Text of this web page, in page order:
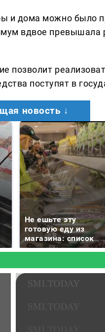
и дома можно было
вдвое превышала
позволит
поступят в
новость ↓
Не ешьте эту
готовую еду из
магазина: список